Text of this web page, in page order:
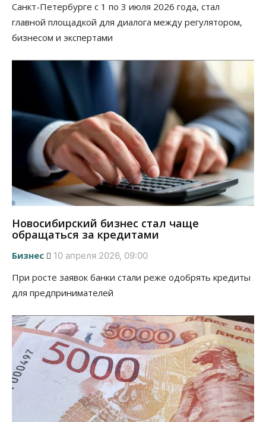
Санкт-Петербурге с 1 по 3 июля 2026 года, стал
главной площадкой для диалога между регулятором,
бизнесом и экспертами
Новосибирский бизнес стал чаще
обращаться за кредитами
Бизнес 10 апреля 2026, 09:00
При росте заявок банки стали реже одобрять кредиты
для предпринимателей